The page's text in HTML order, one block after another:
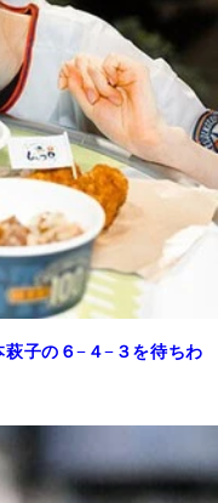
子の６−４−３を待ちわ